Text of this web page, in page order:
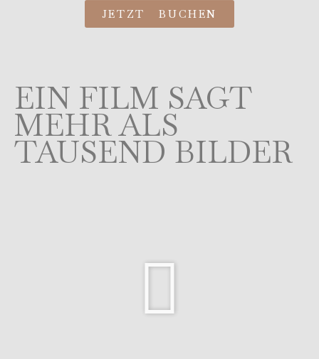
JETZT BUCHEN
EIN FILM SAGT
MEHR ALS
TAUSEND BILDER